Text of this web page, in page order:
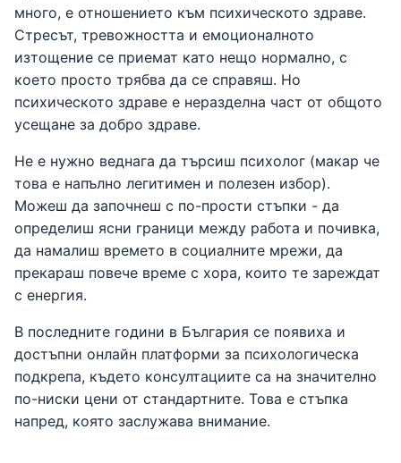
много, е отношението към психическото здраве.
Стресът, тревожността и емоционалното
изтощение се приемат като нещо нормално, с
което просто трябва да се справяш. Но
психическото здраве е неразделна част от общото
усещане за добро здраве.
Не е нужно веднага да търсиш психолог (макар че
това е напълно легитимен и полезен избор).
Можеш да започнеш с по-прости стъпки - да
определиш ясни граници между работа и почивка,
да намалиш времето в социалните мрежи, да
прекараш повече време с хора, които те зареждат
с енергия.
В последните години в България се появиха и
достъпни онлайн платформи за психологическа
подкрепа, където консултациите са на значително
по-ниски цени от стандартните. Това е стъпка
напред, която заслужава внимание.